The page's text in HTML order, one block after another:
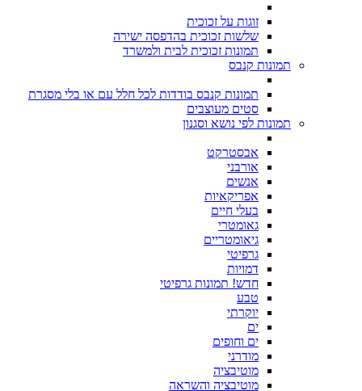
זוגות על זכוכית
שלשות זכוכית בהדפסה ישירה
תמונות זכוכית לבית ולמשרד
תמונות קנבס
תמונות קנבס בודדות לכל חלל עם או בלי מסגרת
סטים מעוצבים
תמונות לפי נושא וסגנון
אבסטרקט
אורבני
אנשים
אפריקאיות
בעלי חיים
גאומטרי
גיאומטריים
גרפיטי
דמויות
חדש! תמונות גרפיטי
טבע
יוקרתי
ים
ים וחופים
מודרני
מוטיבציה
מוטיבציה והשראה